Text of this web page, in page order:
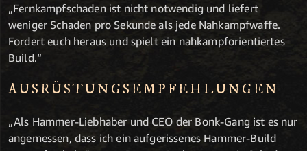
„Fernkampfschaden ist nicht notwendig und liefert
weniger Schaden pro Sekunde als jede Nahkampfwaffe.
Fordert euch heraus und spielt ein nahkampforientiertes
Build.“
AUSRÜSTUNGSEMPFEHLUNGEN
„Als Hammer-Liebhaber und CEO der Bonk-Gang ist es nur
angemessen, dass ich ein aufgerissenes Hammer-Build